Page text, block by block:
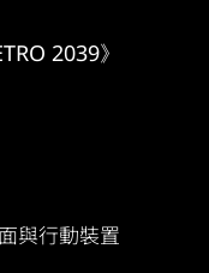
2039》
與行動裝置